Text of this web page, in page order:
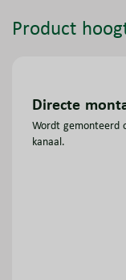
Product
Directe
Wordt gemonteerd
kanaal.